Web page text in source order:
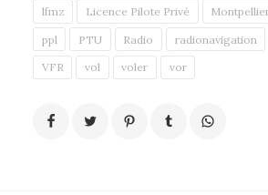
lfmz Licence Pilote Privé
ppl PTU Radio radionavigation
VFR vol voler vor